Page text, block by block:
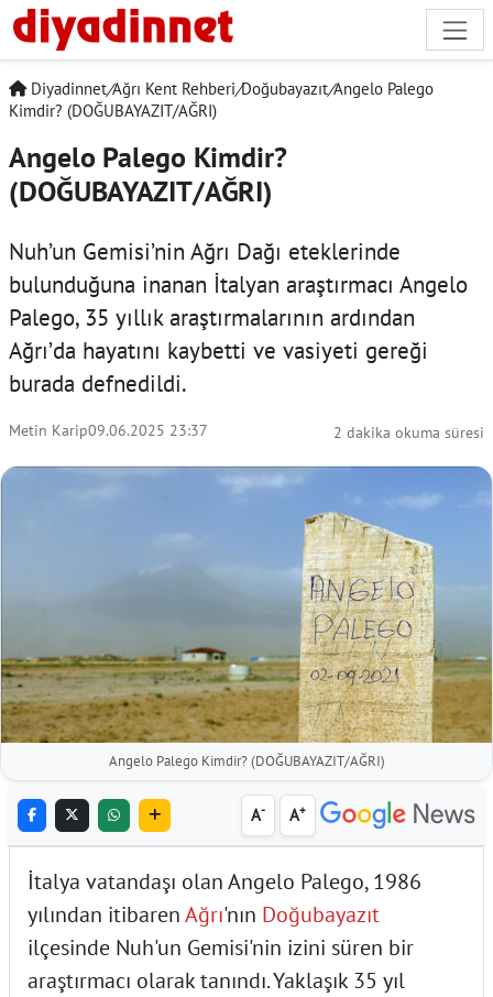
Diyadinnet/Ağrı Kent Rehberi/Doğubayazıt/Angelo Palego
Kimdir? (DOĞUBAYAZIT/AĞRI)
Angelo Palego Kimdir?
(DOĞUBAYAZIT/AĞRI)
Nuh’un Gemisi’nin Ağrı Dağı eteklerinde
bulunduğuna inanan İtalyan araştırmacı Angelo
Palego, 35 yıllık araştırmalarının ardından
Ağrı’da hayatını kaybetti ve vasiyeti gereği
burada defnedildi.
Metin Karip09.06.2025 23:37 2 dakika okuma süresi
Angelo Palego Kimdir? (DOĞUBAYAZIT/AĞRI)
A- A+
İtalya vatandaşı olan Angelo Palego, 1986
yılından itibarenAğrı'nın Doğubayazıt
ilçesinde Nuh'un Gemisi'nin izini süren bir
araştırmacı olarak tanındı. Yaklaşık 35 yıl